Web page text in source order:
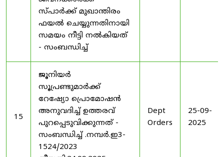
സ്പാർക്ക് മുഖാന്തിരം
ഫയൽ ചെയ്യുന്നതിനായി
സമയം നീട്ടി നൽകിയത്
- സംബന്ധിച്ച്
15
ജൂനിയർ
സൂപ്രണ്ടുമാർക്ക്
റേഷ്യോ പ്രൊമോഷൻ
അനുവദിച്ച് ഉത്തരവ്
പുറപ്പെടുവിക്കുന്നത് -
സംബന്ധിച്ച് .നമ്പർ.ഇ3-
1524/2023
Dept
Orders
25-09-
2025